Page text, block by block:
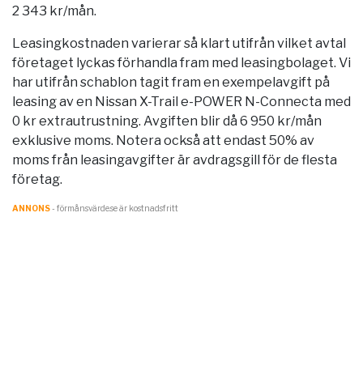
2 343 kr/mån.
Leasingkostnaden varierar så klart utifrån vilket avtal
företaget lyckas förhandla fram med leasingbolaget. Vi
har utifrån schablon tagit fram en exempelavgift på
leasing av en Nissan X-Trail e-POWER N-Connecta med
0 kr extrautrustning. Avgiften blir då 6 950 kr/mån
exklusive moms. Notera också att endast 50% av
moms från leasingavgifter är avdragsgill för de flesta
företag.
ANNONS- förmånsvärde.se är kostnadsfritt